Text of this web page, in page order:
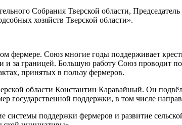
Собрания Тверской области,
хозяйств Тверской области».
фермере. Союз многие годы поддерживает
и за границей. Большую работу Союз проводит
принятых в пользу фермеров.
области Константин Каравайный. Он
государственной поддержки, в том числе
системы поддержки фермеров и развитие